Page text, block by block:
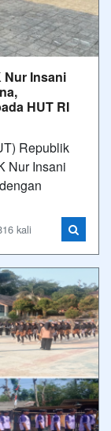
Nur Insani
HUT RI
Republik
Nur Insani
kali